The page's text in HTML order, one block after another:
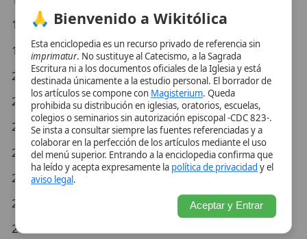
San Pablo Chong Hasang
San Pablo Miki
San Pablo Miki y compañeros
San Pablo VI
San Pablo de Tarso (Apóstol)
San Pablo de la Cruz
San Pablo el Simple
Segundo viaje misionero de Pablo
Solemnidad de San Pedro y San Pablo
los artículos se compone con Magisterium. Queda
prohibida su distribución en iglesias, oratorios, escuelas,
colegios o seminarios sin autorización episcopal -CDC 823-.
Se insta a consultar siempre las fuentes referenciadas y a
colaborar en la perfección de los artículos mediante el uso
del menú superior. Entrando a la enciclopedia confirma que
ha leído y acepta expresamente lapolítica de privacidady el
aviso legal.
Aceptar y Entrar